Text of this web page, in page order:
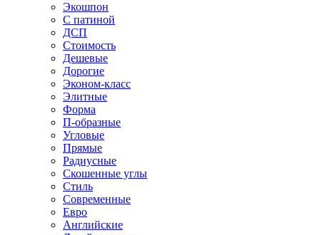
Экошпон
С патиной
ДСП
Стоимость
Дешевые
Дорогие
Эконом-класс
Элитные
Форма
П-образные
Угловые
Прямые
Радиусные
Скошенные углы
Стиль
Современные
Евро
Английские